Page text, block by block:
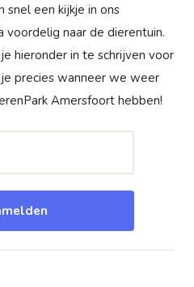
snel een kijkje in ons
voordelig naar de dierentuin.
hieronder in te schrijven voor
precies wanneer we weer
Amersfoort hebben!